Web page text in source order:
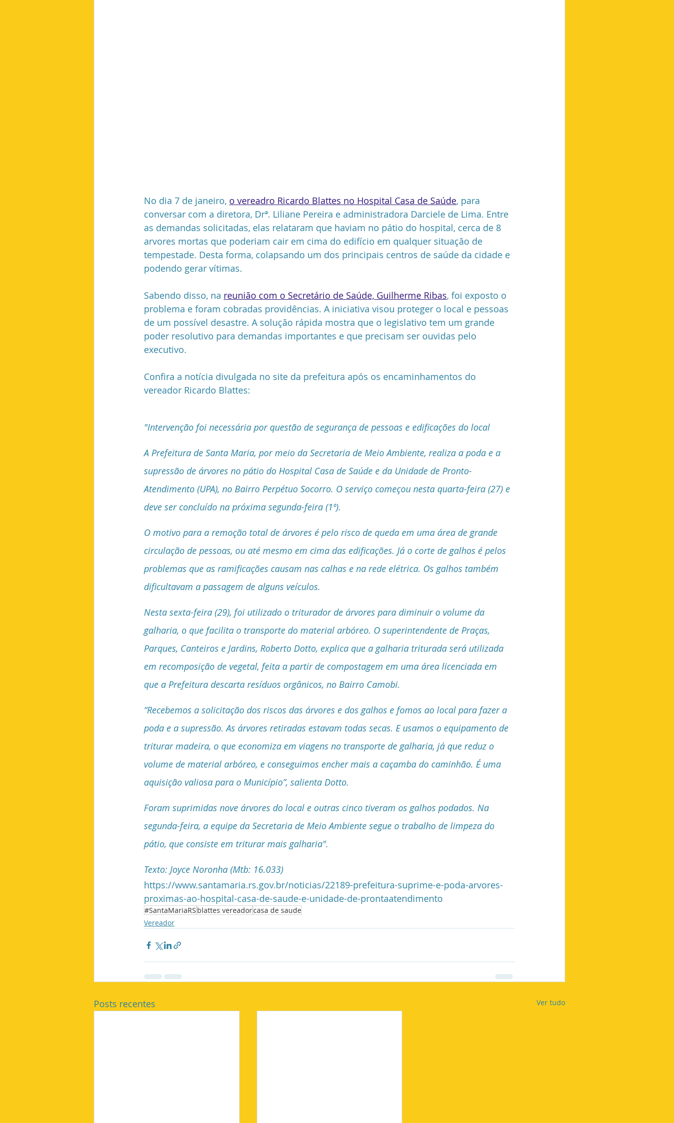
No dia 7 de janeiro, o vereadro Ricardo Blattes no Hospital Casa de Saúde, para
conversar com a diretora, Drª. Liliane Pereira e administradora Darciele de Lima. Entre
as demandas solicitadas, elas relataram que haviam no pátio do hospital, cerca de 8
arvores mortas que poderiam cair em cima do edifício em qualquer situação de
tempestade. Desta forma, colapsando um dos principais centros de saúde da cidade e
podendo gerar vítimas.
Sabendo disso, na reunião com o Secretário de Saúde, Guilherme Ribas, foi exposto o
problema e foram cobradas providências. A iniciativa visou proteger o local e pessoas
de um possível desastre. A solução rápida mostra que o legislativo tem um grande
poder resolutivo para demandas importantes e que precisam ser ouvidas pelo
executivo.
Confira a notícia divulgada no site da prefeitura após os encaminhamentos do
vereador Ricardo Blattes:
"Intervenção foi necessária por questão de segurança de pessoas e edificações do local
A Prefeitura de Santa Maria, por meio da Secretaria de Meio Ambiente, realiza a poda e a
supressão de árvores no pátio do Hospital Casa de Saúde e da Unidade de Pronto-
Atendimento (UPA), no Bairro Perpétuo Socorro. O serviço começou nesta quarta-feira (27) e
deve ser concluído na próxima segunda-feira (1º).
O motivo para a remoção total de árvores é pelo risco de queda em uma área de grande
circulação de pessoas, ou até mesmo em cima das edificações. Já o corte de galhos é pelos
problemas que as ramificações causam nas calhas e na rede elétrica. Os galhos também
dificultavam a passagem de alguns veículos.
Nesta sexta-feira (29), foi utilizado o triturador de árvores para diminuir o volume da
galharia, o que facilita o transporte do material arbóreo. O superintendente de Praças,
Parques, Canteiros e Jardins, Roberto Dotto, explica que a galharia triturada será utilizada
em recomposição de vegetal, feita a partir de compostagem em uma área licenciada em
que a Prefeitura descarta resíduos orgânicos, no Bairro Camobi.
“Recebemos a solicitação dos riscos das árvores e dos galhos e fomos ao local para fazer a
poda e a supressão. As árvores retiradas estavam todas secas. E usamos o equipamento de
triturar madeira, o que economiza em viagens no transporte de galharia, já que reduz o
volume de material arbóreo, e conseguimos encher mais a caçamba do caminhão. É uma
aquisição valiosa para o Município”, salienta Dotto.
Foram suprimidas nove árvores do local e outras cinco tiveram os galhos podados. Na
segunda-feira, a equipe da Secretaria de Meio Ambiente segue o trabalho de limpeza do
pátio, que consiste em triturar mais galharia".
Texto: Joyce Noronha (Mtb: 16.033)
https://www.santamaria.rs.gov.br/noticias/22189-prefeitura-suprime-e-poda-arvores-
proximas-ao-hospital-casa-de-saude-e-unidade-de-prontaatendimento
#SantaMariaRS blattes vereadorcasa de saude
Vereador
Posts recentes Ver tudo